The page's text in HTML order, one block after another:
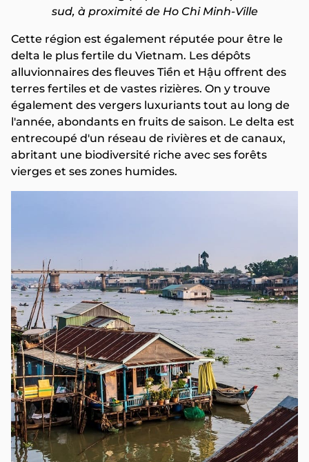
sud, à proximité de Ho Chi Minh-Ville
Cette région est également réputée pour être le
delta le plus fertile du Vietnam. Les dépôts
alluvionnaires des fleuves Tiền et Hậu offrent des
terres fertiles et de vastes rizières. On y trouve
également des vergers luxuriants tout au long de
l'année, abondants en fruits de saison. Le delta est
entrecoupé d'un réseau de rivières et de canaux,
abritant une biodiversité riche avec ses forêts
vierges et ses zones humides.